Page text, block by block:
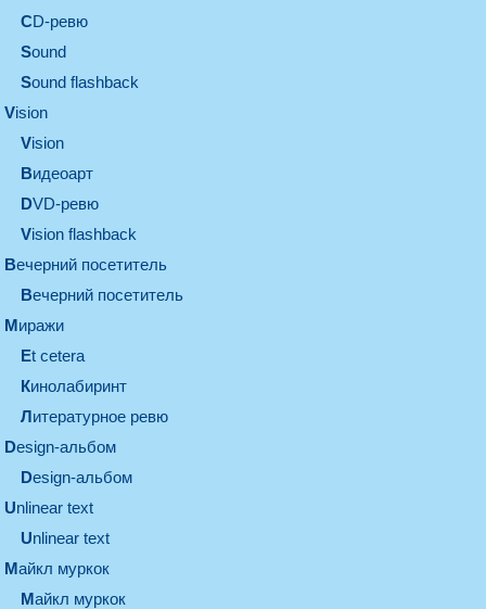
CD-ревю
sound
Sound flashback
vision
vision
видеоарт
DVD-ревю
Vision flashback
вечерний посетитель
вечерний посетитель
миражи
et cetera
кинолабиринт
литературное ревю
design-альбом
design-альбом
unlinear text
Unlinear text
майкл муркок
майкл муркок